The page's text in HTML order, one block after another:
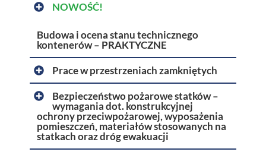
NOWOŚĆ!
Budowa i ocena stanu technicznego
kontenerów – PRAKTYCZNE
Prace w przestrzeniach zamkniętych
Bezpieczeństwo pożarowe statków –
wymagania dot. konstrukcyjnej
ochrony przeciwpożarowej, wyposażenia
pomieszczeń, materiałów stosowanych na
statkach oraz dróg ewakuacji